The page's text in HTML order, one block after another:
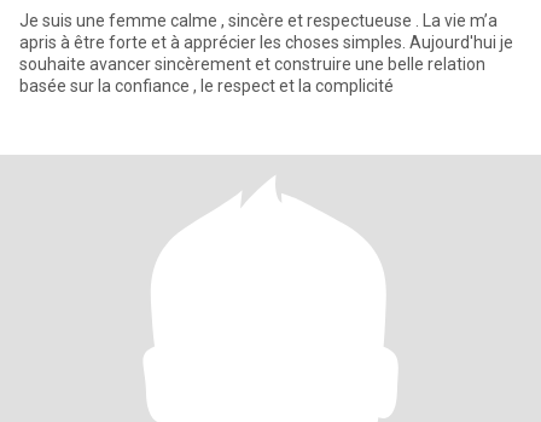
Je suis une femme calme , sincère et respectueuse . La vie m’a
apris à être forte et à apprécier les choses simples. Aujourd'hui je
souhaite avancer sincèrement et construire une belle relation
basée sur la confiance , le respect et la complicité